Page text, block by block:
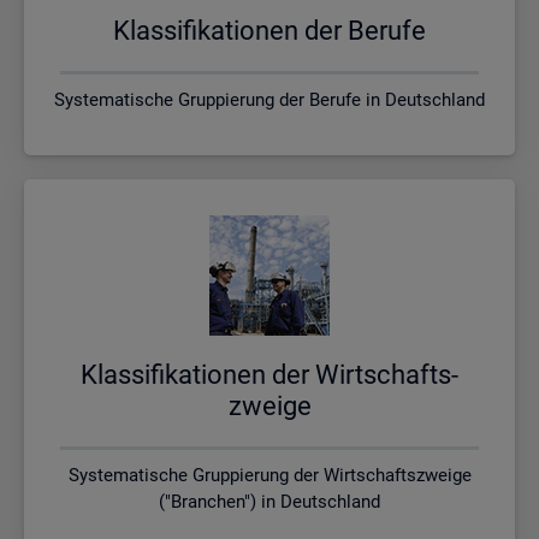
Klas­si­fi­ka­tio­nen der Be­ru­fe
Systematische Gruppierung der Berufe in Deutschland
Klas­si­fi­ka­tio­nen der Wirt­schafts­
zwei­ge
Systematische Gruppierung der Wirtschaftszweige
("Branchen") in Deutschland